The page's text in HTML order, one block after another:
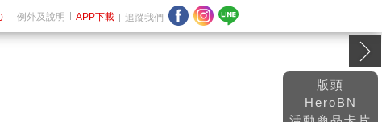
例外及說明 APP下載 追蹤我們
版頭
HeroBN